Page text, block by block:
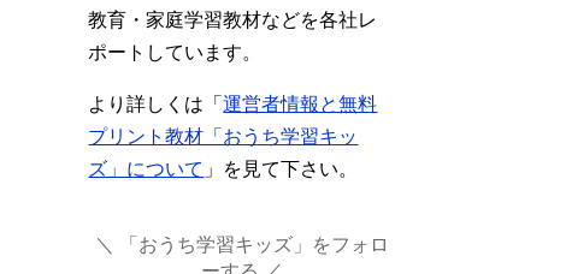
教育・家庭学習教材などを各社レ
ポートしています。
より詳しくは「運営者情報と無料
プリント教材「おうち学習キッ
ズ」について 」を見て下さい。
「おうち学習キッズ」をフォロ